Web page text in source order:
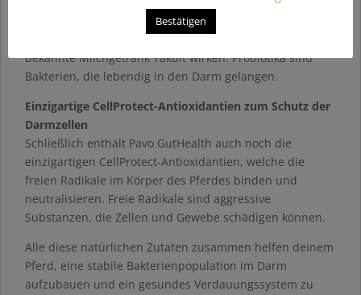
Pavo GutHealth enthält neben Präbiotika auch die
Probiotika Saccharomyces Cerevisiae, die wie das
bekannte Milchgetränk Yakult wirken. Probiotika sind
Bakterien, die lebendig in den Darm gelangen.
Einzigartige CellProtect-Antioxidantien zum Schutz der
Darmzellen
Schließlich enthält Pavo GutHealth auch noch die
einzigartigen CellProtect-Antioxidantien, welche die
freien Radikale im Körper des Pferdes binden und
neutralisieren. Freie Radikale sind aggressive
Substanzen, die Zellen und Gewebe schädigen können.
Alle diese natürlichen Zutaten zusammen helfen deinem
Pferd, eine stabile Bakterienpopulation im Darm
aufzubauen und ein gesundes Verdauungssystem zu
Bestätigen